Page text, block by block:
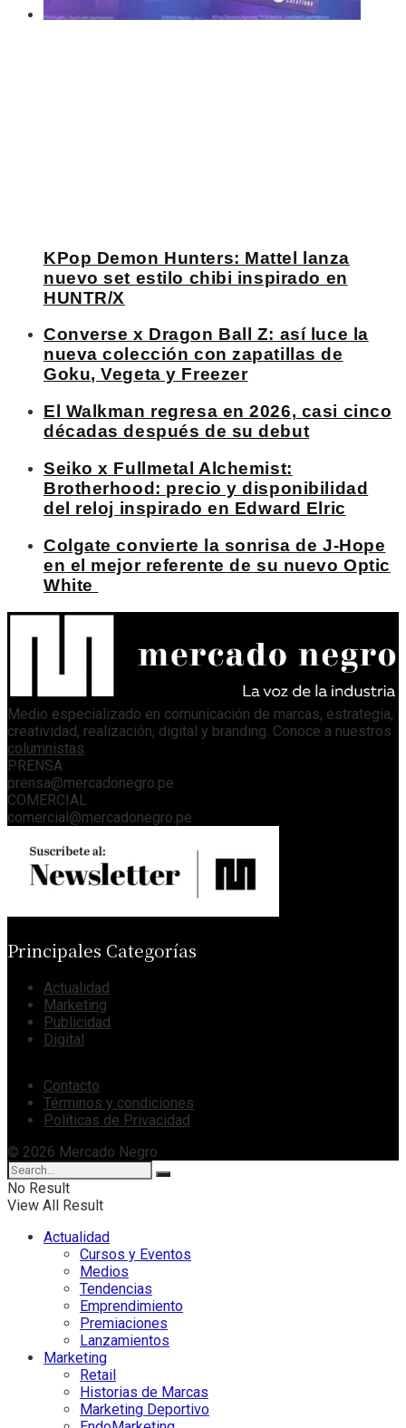
KPop Demon Hunters: Mattel lanza
nuevo set estilo chibi inspirado en
HUNTR/X
Converse x Dragon Ball Z: así luce la
nueva colección con zapatillas de
Goku, Vegeta y Freezer
El Walkman regresa en 2026, casi cinco
décadas después de su debut
Seiko x Fullmetal Alchemist:
Brotherhood: precio y disponibilidad
del reloj inspirado en Edward Elric
Colgate convierte la sonrisa de J-Hope
en el mejor referente de su nuevo Optic
White
Medio especializado en comunicación de marcas, estrategia,
creatividad, realización, digital y branding. Conoce a nuestros
columnistas.
PRENSA
prensa@mercadonegro.pe
COMERCIAL
comercial@mercadonegro.pe
Principales Categorías
Actualidad
Marketing
Publicidad
Digital
Contacto
Términos y condiciones
Políticas de Privacidad
© 2026 Mercado Negro
No Result
View All Result
Actualidad
Cursos y Eventos
Medios
Tendencias
Emprendimiento
Premiaciones
Lanzamientos
Marketing
Retail
Historias de Marcas
Marketing Deportivo